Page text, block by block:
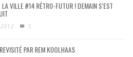
LA VILLE #14 RÉTRO-FUTUR ! DEMAIN S’EST
5
PAR REM KOOLHAAS